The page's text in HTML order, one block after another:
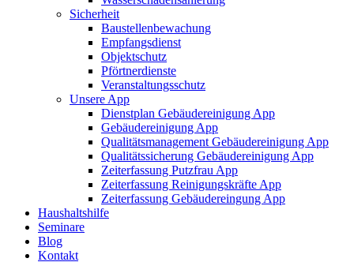
Sicherheit
Baustellenbewachung
Empfangsdienst
Objektschutz
Pförtnerdienste
Veranstaltungsschutz
Unsere App
Dienstplan Gebäudereinigung App
Gebäudereinigung App
Qualitätsmanagement Gebäudereinigung App
Qualitätssicherung Gebäudereinigung App
Zeiterfassung Putzfrau App
Zeiterfassung Reinigungskräfte App
Zeiterfassung Gebäudereingung App
Haushaltshilfe
Seminare
Blog
Kontakt